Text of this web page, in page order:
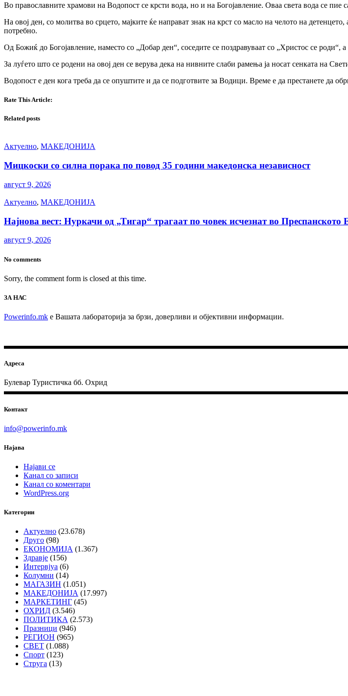
Во православните храмови на Водопост се крсти вода, но и на Богојавление. Оваа света вода се
На овој ден, со молитва во срцето, мајките ќе направат знак на крст со масло на челото на
потребно.
Од Божиќ до Богојавление, наместо со „Добар ден“, соседите се поздравуваат со „Христос се роди“,
За луѓето што се родени на овој ден се верува дека на нивните слаби рамења ја носат сенката на
Водопост е ден кога треба да се опуштите и да се подготвите за Водици. Време е да престанете да
Rate This Article:
Related posts
Актуелно, МАКЕДОНИЈА
Мицкоски со силна порака по повод 35 години македонска независност
август 9, 2026
Актуелно, МАКЕДОНИЈА
Најнова вест: Нуркачи од „Тигар“ трагаат по човек исчезнат во Преспанското
август 9, 2026
No comments
Sorry, the comment form is closed at this time.
ЗА НАС
Powerinfo.mk e Вашата лабораторија за брзи, доверливи и објективни информации.
Адреса
Булевар Туристичка бб. Охрид
Контакт
info@powerinfo.mk
Најава
Најави се
Канал со записи
Канал со коментари
WordPress.org
Категории
Актуелно (23.678)
Друго (98)
ЕКОНОМИЈА (1.367)
Здравје (156)
Интервјуа (6)
Колумни (14)
МАГАЗИН (1.051)
МАКЕДОНИЈА (17.997)
МАРКЕТИНГ (45)
ОХРИД (3.546)
ПОЛИТИКА (2.573)
Празници (946)
РЕГИОН (965)
СВЕТ (1.088)
Спорт (123)
Струга (13)